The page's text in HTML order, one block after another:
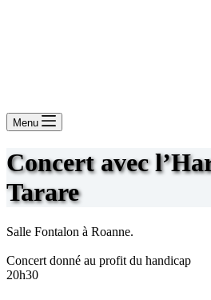
Menu
Concert avec
Tarare
Salle Fontalon à Roanne.
Concert donné au profit du handicap
20h30